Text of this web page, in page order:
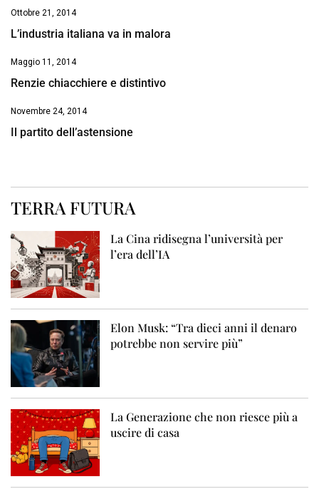
Ottobre 21, 2014
L’industria italiana va in malora
Maggio 11, 2014
Renzie chiacchiere e distintivo
Novembre 24, 2014
Il partito dell’astensione
TERRA FUTURA
La Cina ridisegna l’università per
l’era dell’IA
Elon Musk: “Tra dieci anni il denaro
potrebbe non servire più”
La Generazione che non riesce più a
uscire di casa